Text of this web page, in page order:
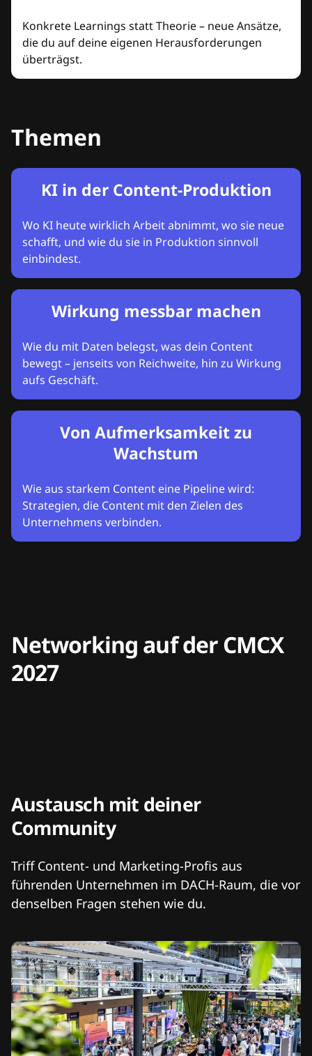
Konkrete Learnings statt Theorie – neue Ansätze,
die du auf deine eigenen Herausforderungen
überträgst.
Themen
KI in der Content-Produktion
Wo KI heute wirklich Arbeit abnimmt, wo sie neue
schafft, und wie du sie in Produktion sinnvoll
einbindest.
Wirkung messbar machen
Wie du mit Daten belegst, was dein Content
bewegt – jenseits von Reichweite, hin zu Wirkung
aufs Geschäft.
Von Aufmerksamkeit zu
Wachstum
Wie aus starkem Content eine Pipeline wird:
Strategien, die Content mit den Zielen des
Unternehmens verbinden.
Networking auf der CMCX
2027
Austausch mit deiner
Community
Triff Content- und Marketing-Profis aus
führenden Unternehmen im DACH-Raum, die vor
denselben Fragen stehen wie du.